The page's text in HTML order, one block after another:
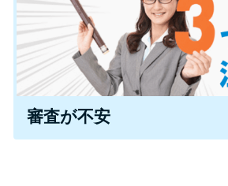
種類・特徴別一覧
その他コラム
審査が不安